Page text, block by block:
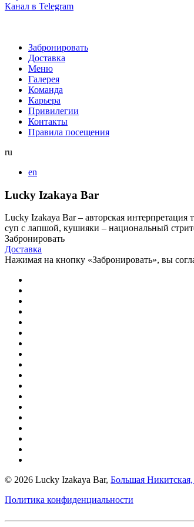
Канал в Telegram
Забронировать
Доставка
Меню
Галерея
Команда
Карьера
Привилегии
Контакты
Правила посещения
ru
en
Lucky Izakaya Bar
Lucky Izakaya Bar – авторская
суп с лапшой, кушияки – национальный
Забронировать
Доставка
Нажимая на кнопку «Забронировать», вы
© 2026 Lucky Izakaya Bar, Большая
Политика конфиденциальности